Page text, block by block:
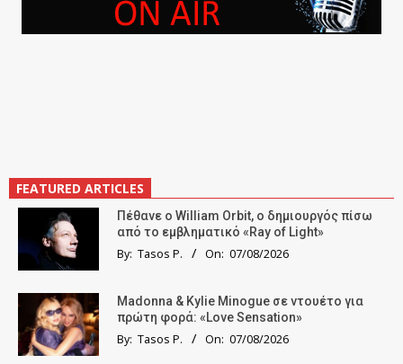
FEATURED ARTICLES
Πέθανε ο William Orbit, ο δημιουργός πίσω
από το εμβληματικό «Ray of Light»
By: Tasos P. On: 07/08/2026
Madonna & Kylie Minogue σε ντουέτο για
πρώτη φορά: «Love Sensation»
By: Tasos P. On: 07/08/2026